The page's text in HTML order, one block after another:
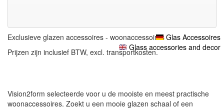
Exclusieve glazen accessoires - woonaccessoires
Prijzen zijn inclusief BTW, excl. transportkosten.
Vision2form selecteerde voor u de mooiste en meest practische
woonaccessoires. Zoekt u een mooie glazen schaal of een
Glas Accessoires
Glass accessories and decor